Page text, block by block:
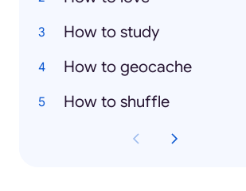
How to study
How to geocache
How to shuffle